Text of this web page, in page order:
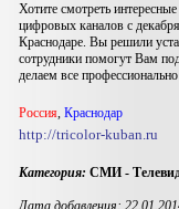
Хотите смотреть
цифровых каналов с
Краснодаре. Вы решили
сотрудники помогут Вам
делаем все
Роccия, Краснодар
http://tricolor-kuban.ru
Категория: СМИ -
Дата добавления: